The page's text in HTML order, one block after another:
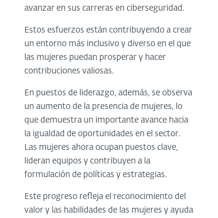
avanzar en sus carreras en ciberseguridad.
Estos esfuerzos están contribuyendo a crear
un entorno más inclusivo y diverso en el que
las mujeres puedan prosperar y hacer
contribuciones valiosas.
En puestos de liderazgo, además, se observa
un aumento de la presencia de mujeres, lo
que demuestra un importante avance hacia
la igualdad de oportunidades en el sector.
Las mujeres ahora ocupan puestos clave,
lideran equipos y contribuyen a la
formulación de políticas y estrategias.
Este progreso refleja el reconocimiento del
valor y las habilidades de las mujeres y ayuda